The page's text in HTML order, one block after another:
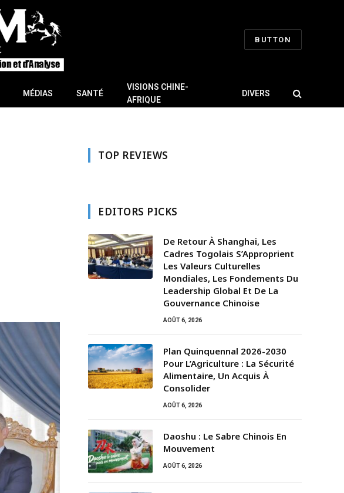
BUTTON
MÉDIAS SANTÉ
VISIONS CHINE-
AFRIQUE
DIVERS
TOP REVIEWS
EDITORS PICKS
De Retour À Shanghai, Les
Cadres Togolais S’Approprient
Les Valeurs Culturelles
Mondiales, Les Fondements Du
Leadership Global Et De La
Gouvernance Chinoise
AOÛT 6, 2026
Plan Quinquennal 2026-2030
Pour L’Agriculture : La Sécurité
Alimentaire, Un Acquis À
Consolider
AOÛT 6, 2026
Daoshu : Le Sabre Chinois En
Mouvement
AOÛT 6, 2026